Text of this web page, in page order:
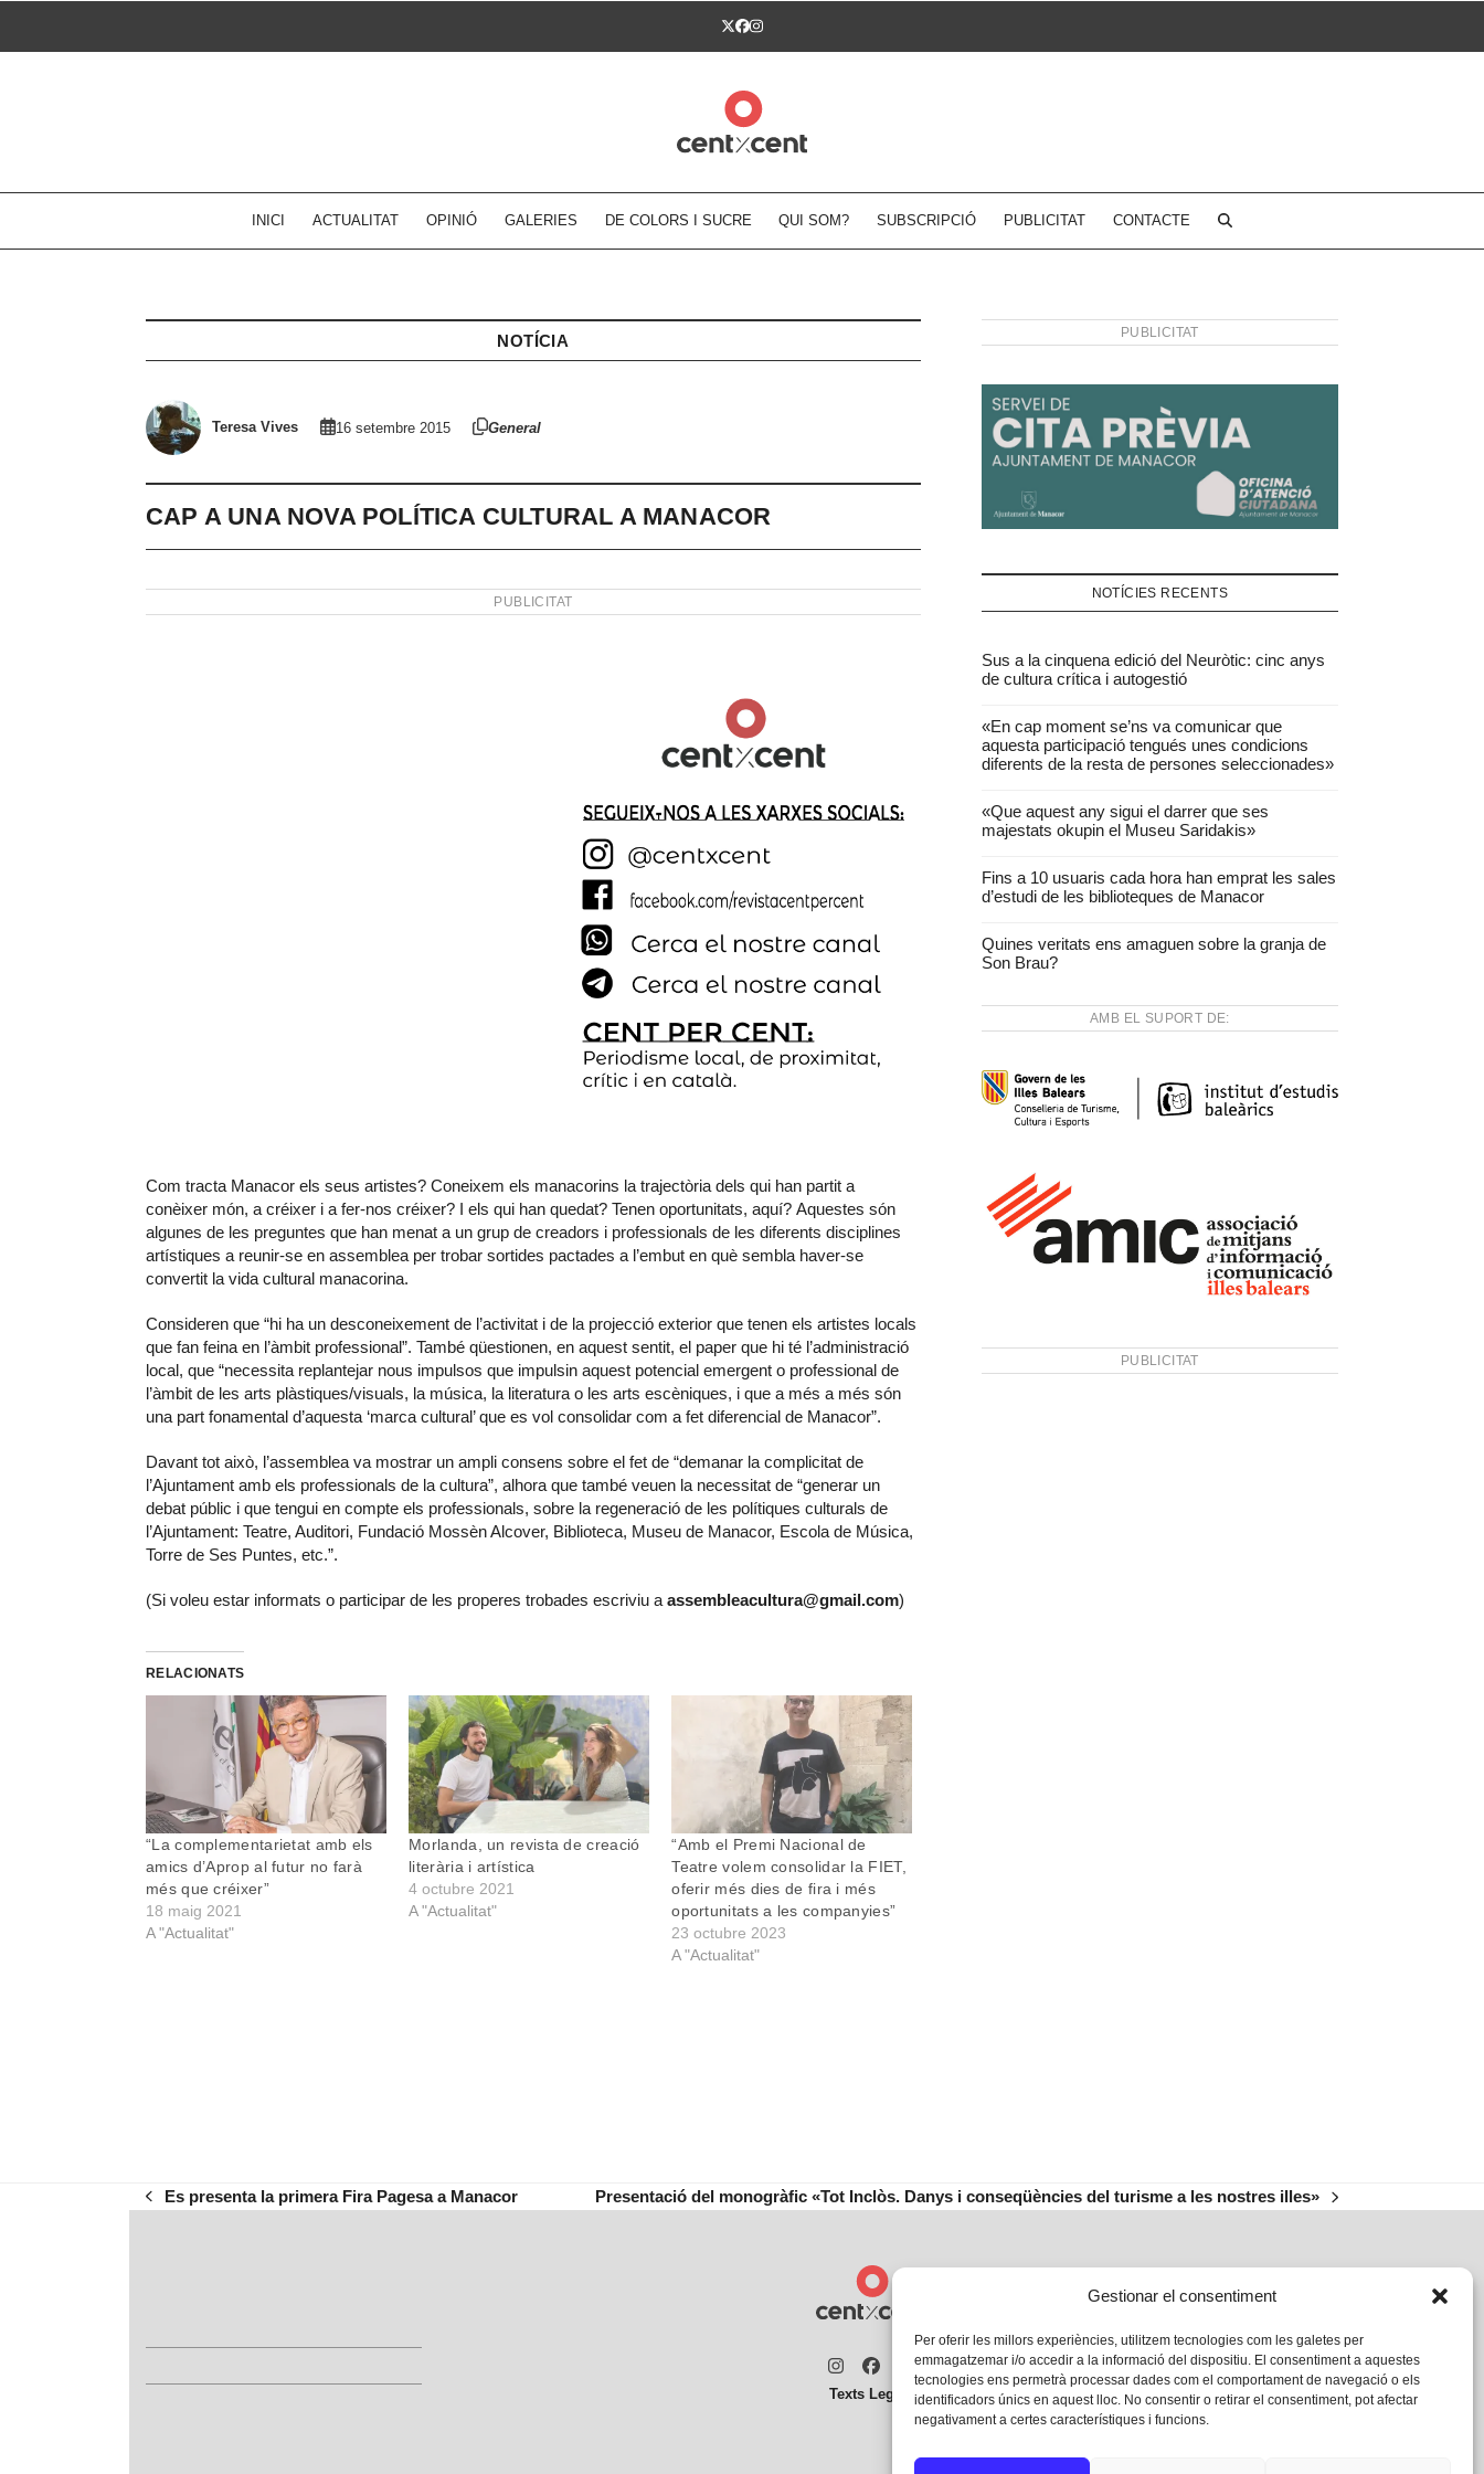
Gestionar el consentiment
Per oferir les millors experiències, utilitzem tecnologies com les galetes per
emmagatzemar i/o accedir a la informació del dispositiu. El consentiment a aquestes
tecnologies ens permetrà processar dades com el comportament de navegació o els
identificadors únics en aquest lloc. No consentir o retirar el consentiment, pot afectar
negativament a certes característiques i funcions.
Twitter
Facebook
Instagram
INICI ACTUALITAT OPINIÓ GALERIES DE COLORS I SUCRE QUI SOM? SUBSCRIPCIÓ PUBLICITAT CONTACTE
NOTÍCIA
Teresa Vives 16 setembre 2015 General
CAP A UNA NOVA POLÍTICA CULTURAL A MANACOR
PUBLICITAT
Com tracta Manacor els seus artistes? Coneixem els manacorins la trajectòria dels qui han partit a
conèixer món, a créixer i a fer-nos créixer? I els qui han quedat? Tenen oportunitats, aquí? Aquestes són
algunes de les preguntes que han menat a un grup de creadors i professionals de les diferents disciplines
artístiques a reunir-se en assemblea per trobar sortides pactades a l’embut en què sembla haver-se
convertit la vida cultural manacorina.
Consideren que “hi ha un desconeixement de l’activitat i de la projecció exterior que tenen els artistes locals
que fan feina en l’àmbit professional”. També qüestionen, en aquest sentit, el paper que hi té l’administració
local, que “necessita replantejar nous impulsos que impulsin aquest potencial emergent o professional de
l’àmbit de les arts plàstiques/visuals, la música, la literatura o les arts escèniques, i que a més a més són
una part fonamental d’aquesta ‘marca cultural’ que es vol consolidar com a fet diferencial de Manacor”.
Davant tot això, l’assemblea va mostrar un ampli consens sobre el fet de “demanar la complicitat de
l’Ajuntament amb els professionals de la cultura”, alhora que també veuen la necessitat de “generar un
debat públic i que tengui en compte els professionals, sobre la regeneració de les polítiques culturals de
l’Ajuntament: Teatre, Auditori, Fundació Mossèn Alcover, Biblioteca, Museu de Manacor, Escola de Música,
Torre de Ses Puntes, etc.”.
(Si voleu estar informats o participar de les properes trobades escriviu a assembleacultura@gmail.com)
RELACIONATS
“La complementarietat amb els
amics d’Aprop al futur no farà
més que créixer”
18 maig 2021
A "Actualitat"
Morlanda, un revista de creació
literària i artística
4 octubre 2021
A "Actualitat"
“Amb el Premi Nacional de
Teatre volem consolidar la FIET,
oferir més dies de fira i més
oportunitats a les companyies”
23 octubre 2023
A "Actualitat"
PUBLICITAT
NOTÍCIES RECENTS
Sus a la cinquena edició del Neuròtic: cinc anys
de cultura crítica i autogestió
«En cap moment se’ns va comunicar que
aquesta participació tengués unes condicions
diferents de la resta de persones seleccionades»
«Que aquest any sigui el darrer que ses
majestats okupin el Museu Saridakis»
Fins a 10 usuaris cada hora han emprat les sales
d’estudi de les biblioteques de Manacor
Quines veritats ens amaguen sobre la granja de
Son Brau?
AMB EL SUPORT DE:
PUBLICITAT
previous
Es presenta la primera Fira Pagesa a Manacor
next
Presentació del monogràfic «Tot Inclòs. Danys i conseqüències del turisme a les nostres illes»
Instagram
Facebook
Twitter
Texts Legals